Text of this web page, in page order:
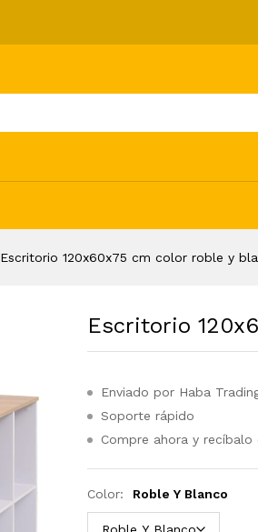
Escritorio 120x60x75 cm color roble y
Escritorio
Enviado por Haba
Soporte rápido
Compre ahora y
Color: Roble Y Blanco